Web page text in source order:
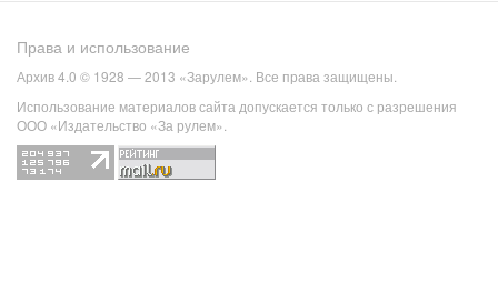
Права и использование
Архив 4.0 © 1928 — 2013 «Зарулем». Все права защищены.
Использование материалов сайта допускается только с разрешения
ООО «Издательство «За рулем».